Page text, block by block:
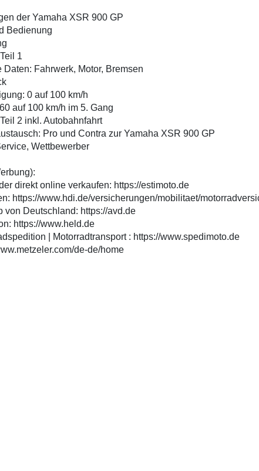
der Yamaha XSR 900 GP
Bedienung
1
Daten: Fahrwerk, Motor, Bremsen
0 auf 100 km/h
auf 100 km/h im 5. Gang
2 inkl. Autobahnfahrt
Pro und Contra zur Yamaha XSR 900 GP
Wettbewerber
direkt online verkaufen: https://estimoto.de
https://www.hdi.de/versicherungen/mobilitaet/
von Deutschland: https://avd.de
https://www.held.de
| Motorradtransport : https://www.spedimoto.de
de-de/home